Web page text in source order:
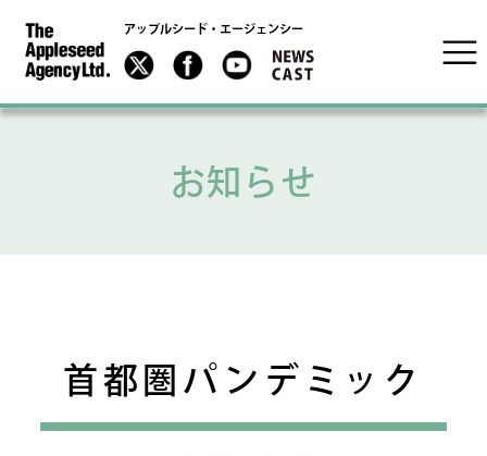
アップルシード・エージェンシー
お知らせ
首都圏パンデミック